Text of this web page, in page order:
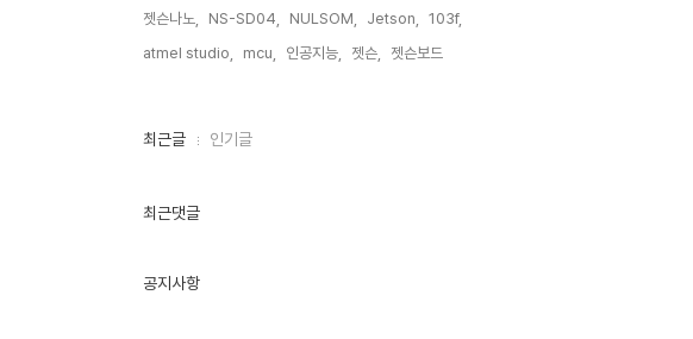
젯슨나노,
NS-SD04, NULSOM, Jetson,
103f,
atmel studio,
mcu, 인공지능, 젯슨, 젯슨보드,
최
인
최근글 인기글
최근댓글
공지사항